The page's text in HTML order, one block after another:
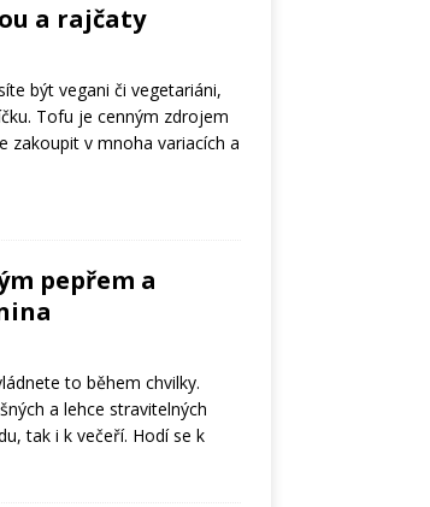
a rajčaty
být vegani či vegetariáni,
Tofu je cenným zdrojem
zakoupit v mnoha variacích a
pepřem a
to během chvilky.
a lehce stravitelných
tak i k večeří. Hodí se k